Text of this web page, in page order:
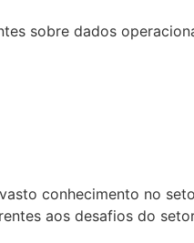
sobre dados
conhecimento no
aos desafios do